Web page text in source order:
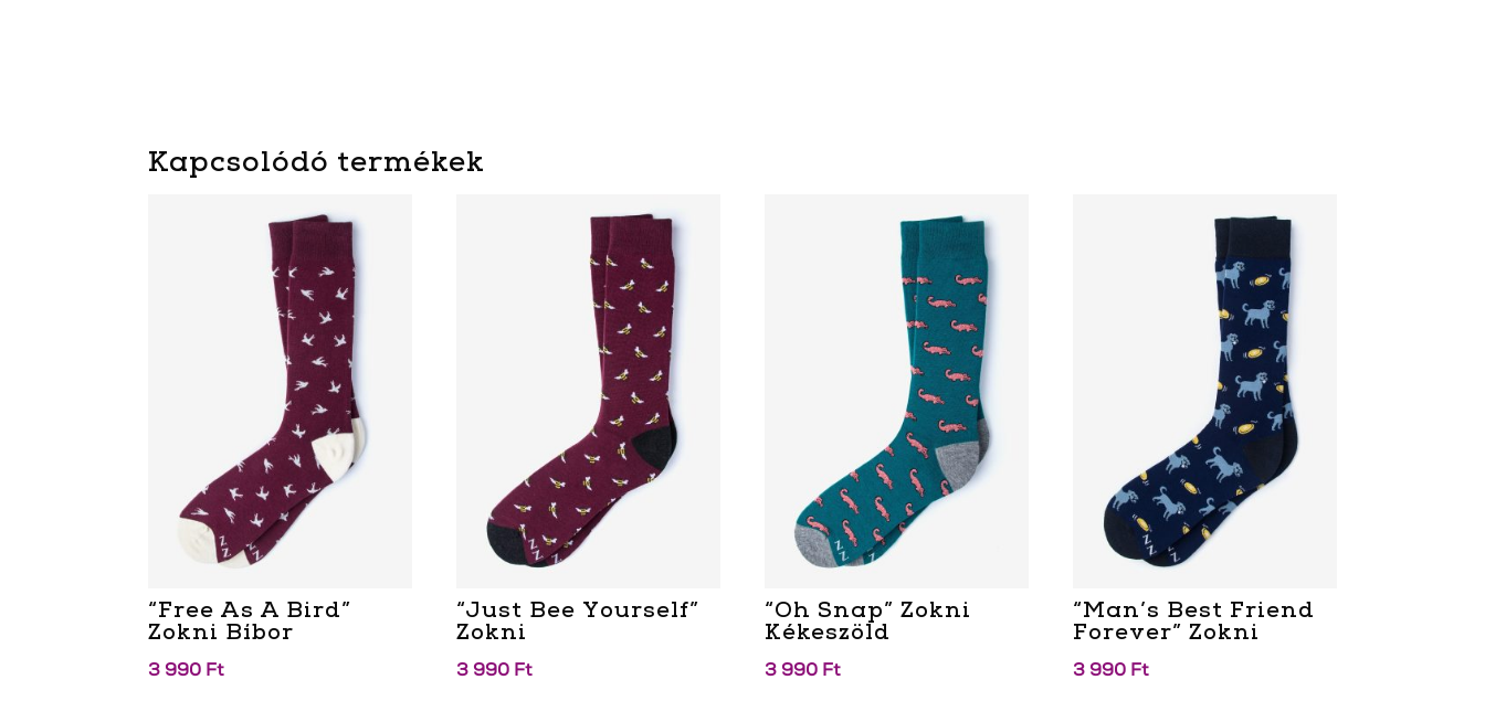
Kapcsolódó termékek
“Free As A Bird”
Zokni Bíbor
3 990 Ft
“Just Bee Yourself”
Zokni
3 990 Ft
“Oh Snap” Zokni
Kékeszöld
3 990 Ft
“Man’s Best Friend
Forever” Zokni
3 990 Ft